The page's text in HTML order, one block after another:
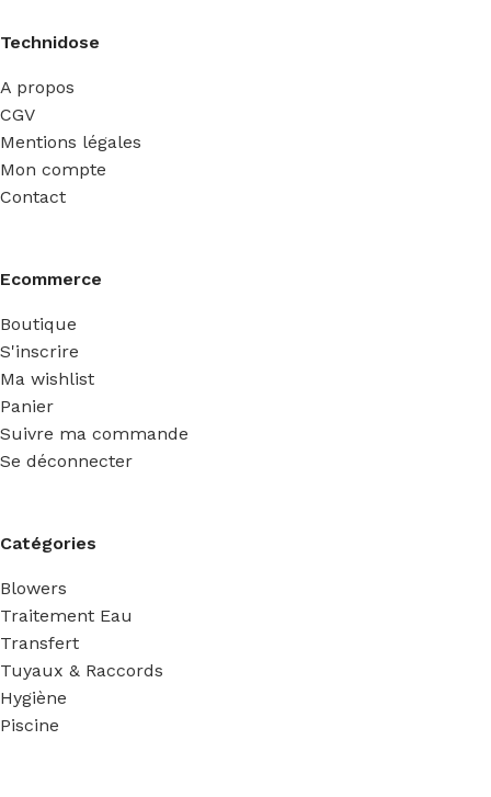
Technidose
A propos
CGV
Mentions légales
Mon compte
Contact
Ecommerce
Boutique
S'inscrire
Ma wishlist
Panier
Suivre ma commande
Se déconnecter
Catégories
Blowers
Traitement Eau
Transfert
Tuyaux & Raccords
Hygiène
Piscine